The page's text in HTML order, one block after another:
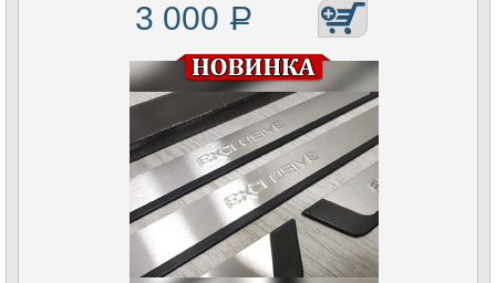
3 000 Р